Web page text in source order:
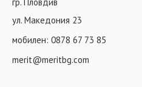
ул. Македония 23
мобилен: 0878 67 73 85
merit@meritbg.com